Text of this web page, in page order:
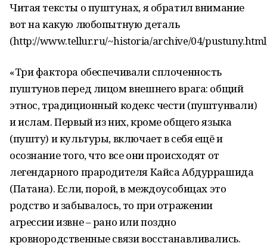
Читая тексты о пуштунах, я обратил внимание
вот на какую любопытную деталь
(http://www.tellur.ru/~historia/archive/04/
«Три фактора обеспечивали сплоченность
пуштунов перед лицом внешнего врага: общий
этнос, традиционный кодекс чести (пуштунвали)
и ислам. Первый из них, кроме общего языка
(пушту) и культуры, включает в себя ещё и
осознание того, что все они происходят от
легендарного прародителя Кайса Абдуррашида
(Патана). Если, порой, в междоусобицах это
родство и забывалось, то при отражении
агрессии извне – рано или поздно
кровнородственные связи восстанавливались.